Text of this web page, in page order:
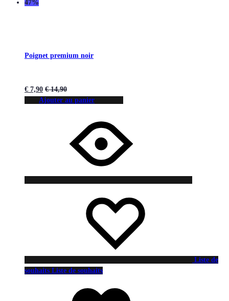
47%
Poignet premium noir
€ 7,90 €14,90
Ajouter au panier
Liste de
souhaits Liste de souhaits